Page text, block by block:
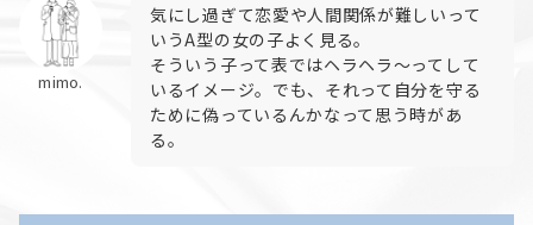
mimo.
気にし過ぎて恋愛や人間関係が難しいって
いうA型の女の子よく見る。
そういう子って表ではヘラヘラ〜ってして
いるイメージ。でも、それって自分を守る
ために偽っているんかなって思う時があ
る。